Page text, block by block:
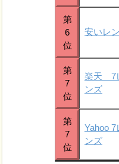
第
6
位
安いレ
第
7
位
楽天 7
ンズ
第
7
位
Yahoo 7
ンズ